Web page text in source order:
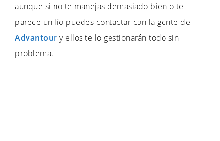
aunque si no te manejas demasiado bien o te
parece un lío puedes contactar con la gente de
Advantour y ellos te lo gestionarán todo sin
problema.